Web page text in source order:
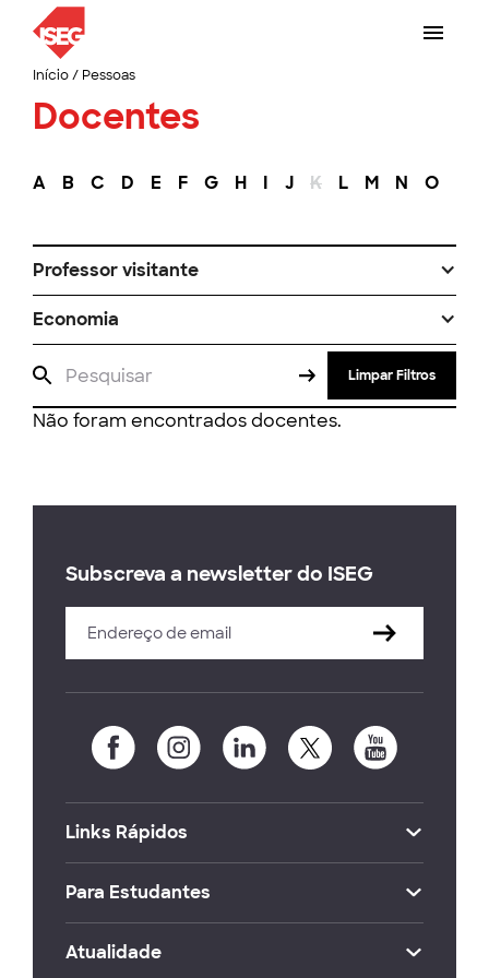
Início/ Pessoas
Docentes
A B C D E F G H I J K L M N O
Professor visitante
Economia
Limpar Filtros
Não foram encontrados docentes.
Subscreva a newsletter do ISEG
Links Rápidos
Para Estudantes
Atualidade